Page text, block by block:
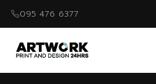
095 476 6377